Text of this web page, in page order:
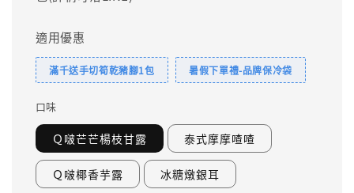
適用優惠
滿千送手切筍乾豬腳1包 暑假下單禮-品牌保冷袋
口味
Ｑ啵芒芒楊枝甘露 泰式摩摩喳喳
Ｑ啵椰香芋露 冰糖燉銀耳